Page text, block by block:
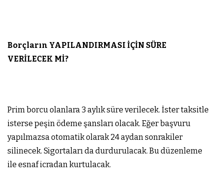
Borçların YAPILANDIRMASI İÇİN SÜRE
VERİLECEK Mİ?
Prim borcu olanlara 3 aylık süre verilecek. İster taksitle
isterse peşin ödeme şansları olacak. Eğer başvuru
yapılmazsa otomatik olarak 24 aydan sonrakiler
silinecek. Sigortaları da durdurulacak. Bu düzenleme
ile esnaf icradan kurtulacak.